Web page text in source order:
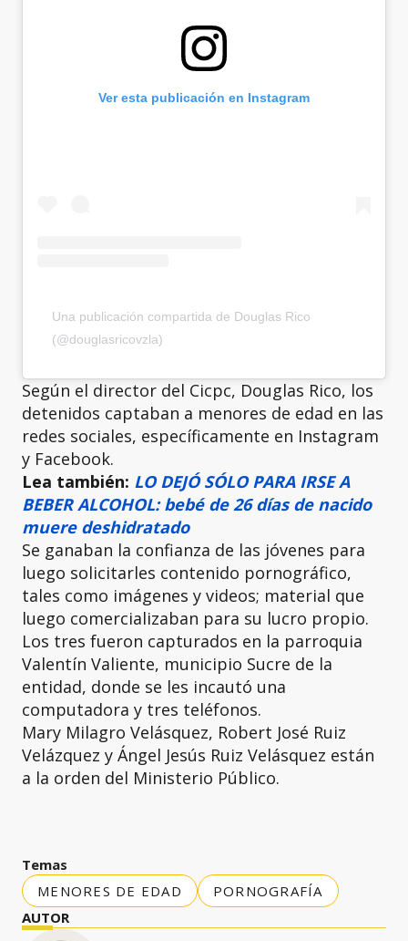
Ver esta publicación en Instagram
Una publicación compartida de Douglas Rico
(@douglasricovzla)
Según el director del Cicpc, Douglas Rico, los
detenidos captaban a menores de edad en las
redes sociales, específicamente en Instagram
y Facebook.
Lea también: LO DEJÓ SÓLO PARA IRSE A
BEBER ALCOHOL: bebé de 26 días de nacido
muere deshidratado
Se ganaban la confianza de las jóvenes para
luego solicitarles contenido pornográfico,
tales como imágenes y videos; material que
luego comercializaban para su lucro propio.
Los tres fueron capturados en la parroquia
Valentín Valiente, municipio Sucre de la
entidad, donde se les incautó una
computadora y tres teléfonos.
Mary Milagro Velásquez, Robert José Ruiz
Velázquez y Ángel Jesús Ruiz Velásquez están
a la orden del Ministerio Público.
Temas
MENORES DE EDAD
PORNOGRAFÍA
AUTOR